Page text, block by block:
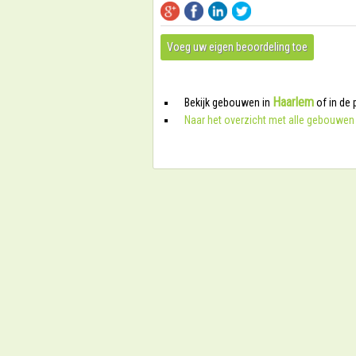
Voeg uw eigen beoordeling toe
Bekijk gebouwen in Haarlemof in de
Naar het overzicht met alle gebouwen